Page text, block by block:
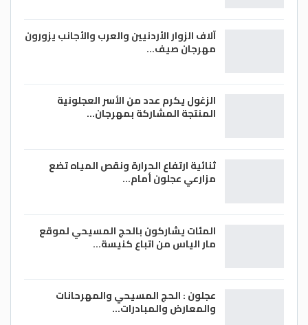
آلاف الزوار الأردنيين والعرب والأجانب يزورون
مهرجان صيف…
الزغول يكرم عدد من الأسر العجلونية
المنتجة المشاركة بمهرجان…
ثنائية ارتفاع الحرارة ونقص المياه تضع
مزارعي عجلون أمام…
المئات يشاركون بالحج المسيحي لموقع
مار الياس من اتباع كنيسة…
عجلون : الحج المسيحي والمهرحانات
والمعارض والمبادرات…